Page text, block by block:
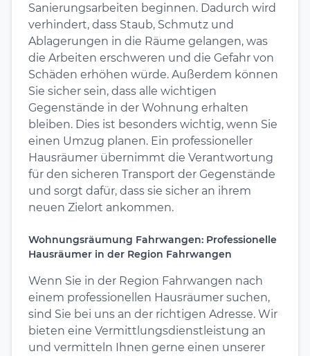
Sanierungsarbeiten beginnen. Dadurch wird
verhindert, dass Staub, Schmutz und
Ablagerungen in die Räume gelangen, was
die Arbeiten erschweren und die Gefahr von
Schäden erhöhen würde. Außerdem können
Sie sicher sein, dass alle wichtigen
Gegenstände in der Wohnung erhalten
bleiben. Dies ist besonders wichtig, wenn Sie
einen Umzug planen. Ein professioneller
Hausräumer übernimmt die Verantwortung
für den sicheren Transport der Gegenstände
und sorgt dafür, dass sie sicher an ihrem
neuen Zielort ankommen.
Wohnungsräumung Fahrwangen: Professionelle
Hausräumer in der Region Fahrwangen
Wenn Sie in der Region Fahrwangen nach
einem professionellen Hausräumer suchen,
sind Sie bei uns an der richtigen Adresse. Wir
bieten eine Vermittlungsdienstleistung an
und vermitteln Ihnen gerne einen unserer